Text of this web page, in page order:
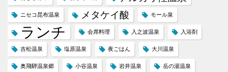
ニセコ昆布温泉 メタケイ酸 モール泉
ランチ 会席料理 入之波温泉 入浴剤
吉松温泉 塩原温泉 夜ごはん 大川温泉
奥飛騨温泉郷 小谷温泉 岩井温泉 岳の湯温泉